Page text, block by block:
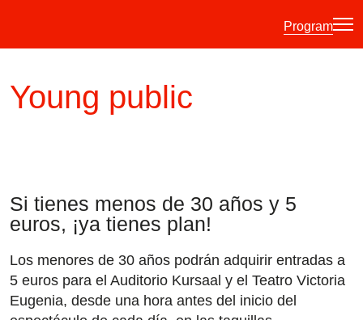
Program
EU
Young public
History
Previous editions
Young public
Si tienes menos de 30 años y 5
euros, ¡ya tienes plan!
Los menores de 30 años podrán adquirir entradas a
5 euros para el Auditorio Kursaal y el Teatro Victoria
Eugenia, desde una hora antes del inicio del